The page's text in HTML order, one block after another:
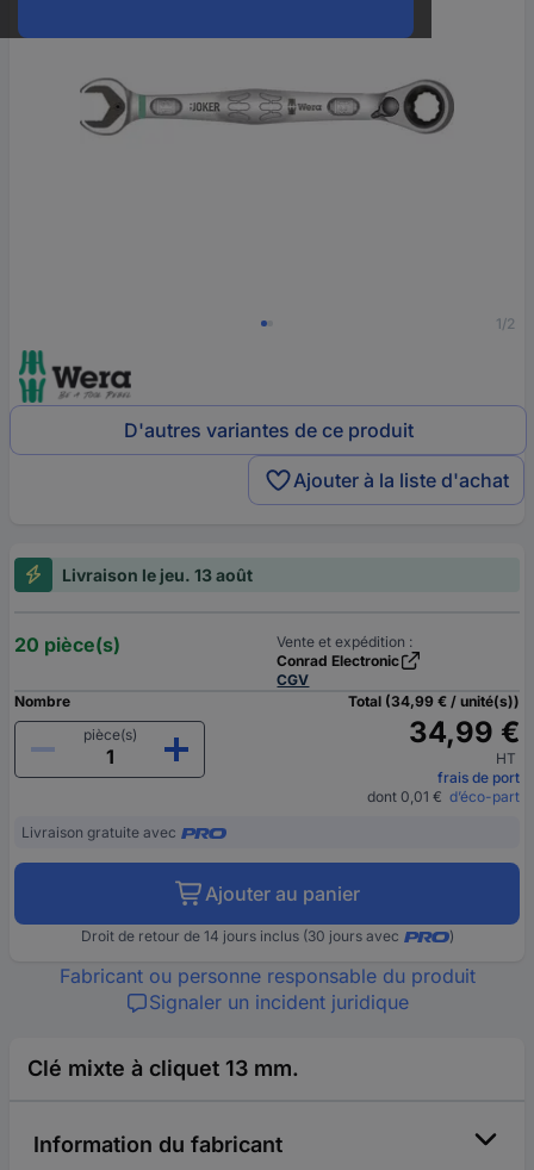
1/2
D'autres variantes de ce produit
Ajouter à la liste d'achat
Livraison le jeu. 13 août
20 pièce(s)
Vente et expédition :
Conrad Electronic
CGV
Nombre
pièce(s)
Total (34,99 € / unité(s))
34,99 €
HT
frais de port
dont 0,01 € d’éco-part
Livraison gratuite avec
Ajouter au panier
Droit de retour de 14 jours inclus (30 jours avec )
Fabricant ou personne responsable du produit
Signaler un incident juridique
Clé mixte à cliquet 13 mm.
Information du fabricant